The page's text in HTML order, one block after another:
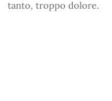
tanto, troppo dolore.